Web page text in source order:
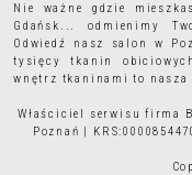
Nie ważne gdzie
Gdańsk... odmienimy
Odwiedź nasz salon w
tysięcytkanin obiciowych
wnętrz tkaninami to nasza
Właściciel serwisu firma
Poznań |